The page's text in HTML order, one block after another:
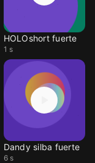
HOLOshort fuerte
1 s
Dandy silba fuerte
6 s